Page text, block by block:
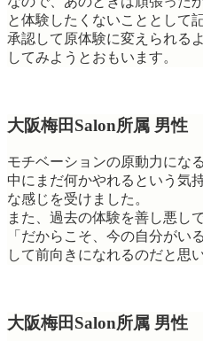
と体験したくないこととして
承認して原体験に変えられる
してみようとおもいます。
大阪梅田Salon所属 男性
モチベーションの原動力にな
中にまだ何かやれるという気
な感じを受けました。
また、過去の体験を善し悪し
「だからこそ、今の自分がい
して前向きになれるのだと思
大阪梅田Salon所属 男性